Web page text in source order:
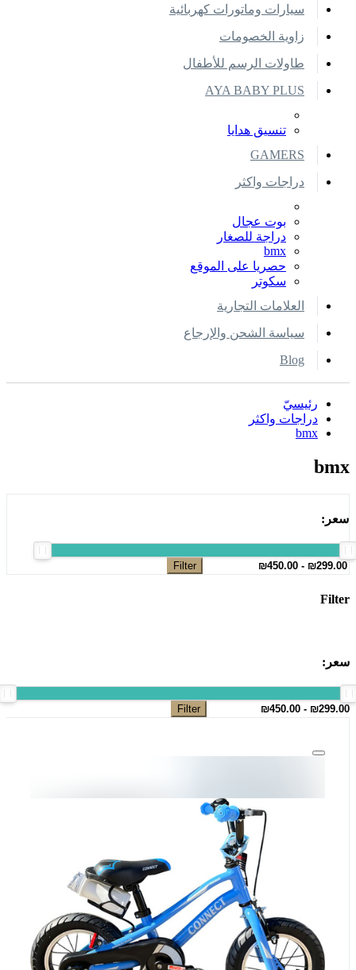
سيارات وماتورات كهربائية
زاوية الخصومات
طاولات الرسم للأطفال
AYA BABY PLUS
تنسيق هدايا
GAMERS
دراجات واكثر
بوت عجال
دراجة للصغار
bmx
حصريا على الموقع
سكوتر
العلامات التجارية
سياسة الشحن والإرجاع
Blog
رئيسيّ
دراجات واكثر
bmx
bmx
سعر:
Filter
Filter
سعر:
Filter